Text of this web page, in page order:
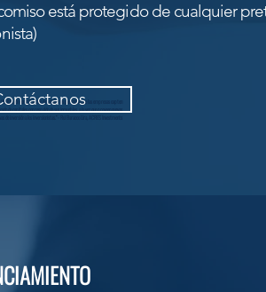
está protegido de cualquier
titulización con garantías inmobiliarias permiten que las empresas capten
de capitales con respaldo de sus inmuebles, a la vez que proveen nuevas